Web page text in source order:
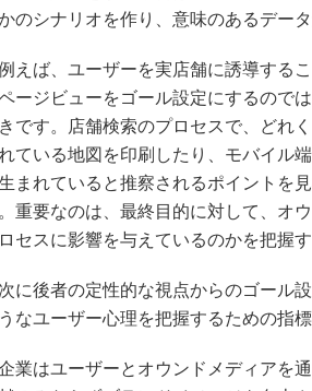
のシナリオを作り、意味のあるデー
えば、ユーザーを実店舗に誘導する
ージビューをゴール設定にするので
です。店舗検索のプロセスで、どれ
ている地図を印刷したり、モバイル
まれていると推察されるポイントを
重要なのは、最終目的に対して、オ
セスに影響を与えているのかを把握す
に後者の定性的な視点からのゴール
なユーザー心理を把握するための指
業はユーザーとオウンドメディアを